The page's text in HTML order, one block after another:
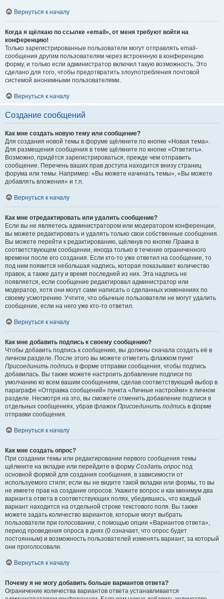
Вернуться к началу
Когда я щёлкаю по ссылке «email», от меня требуют войти на
конференцию!
Только зарегистрированные пользователи могут отправлять email-
сообщения другим пользователям через встроенную в конференцию
форму, и только если администратор включил такую возможность. Это
сделано для того, чтобы предотвратить злоупотребления почтовой
системой анонимными пользователями.
Вернуться к началу
Создание сообщений
Как мне создать новую тему или сообщение?
Для создания новой темы в форуме щёлкните по кнопке «Новая тема».
Для размещения сообщения в теме щёлкните по кнопке «Ответить».
Возможно, придётся зарегистрироваться, прежде чем отправить
сообщение. Перечень ваших прав доступа находится внизу страниц
форума или темы. Например: «Вы можете начинать темы», «Вы можете
добавлять вложения» и т.п.
Вернуться к началу
Как мне отредактировать или удалить сообщение?
Если вы не являетесь администратором или модератором конференции,
вы можете редактировать и удалять только свои собственные сообщения.
Вы можете перейти к редактированию, щёлкнув по кнопке Правка в
соответствующем сообщении, иногда только в течение ограниченного
времени после его создания. Если кто-то уже ответил на сообщение, то
под ним появится небольшая надпись, которая показывает количество
правок, а также дату и время последней из них. Эта надпись не
появляется, если сообщение редактировал администратор или
модератор, хотя они могут сами написать о сделанных изменениях по
своему усмотрению. Учтите, что обычные пользователи не могут удалить
сообщение, если на него уже кто-то ответил.
Вернуться к началу
Как мне добавить подпись к своему сообщению?
Чтобы добавить подпись к сообщению, вы должны сначала создать её в
личном разделе. После этого вы можете отметить флажком пункт
Присоединить подпись в форме отправки сообщения, чтобы подпись
добавилась. Вы также можете настроить добавление подписи по
умолчанию ко всем вашим сообщениям, сделав соответствующий выбор в
параграфе «Отправка сообщений» пункта «Личные настройки» в личном
разделе. Несмотря на это, вы сможете отменить добавление подписи в
отдельных сообщениях, убрав флажок Присоединить подпись в форме
отправки сообщения.
Вернуться к началу
Как мне создать опрос?
При создании темы или редактировании первого сообщения темы
щёлкните на вкладке или перейдите в форму Создать опрос под
основной формой для создания сообщения, в зависимости от
используемого стиля; если вы не видите такой вкладки или формы, то вы
не имеете прав на создание опросов. Укажите вопрос и как минимум два
варианта ответа в соответствующих полях, убедившись, что каждый
вариант находится на отдельной строке текстового поля. Вы также
можете задать количество вариантов, которые могут выбрать
пользователи при голосовании, с помощью опции «Вариантов ответа»,
период проведения опроса в днях (0 означает, что опрос будет
постоянным) и возможность пользователей изменять вариант, за который
они проголосовали.
Вернуться к началу
Почему я не могу добавить больше вариантов ответа?
Ограничение количества вариантов ответа устанавливается